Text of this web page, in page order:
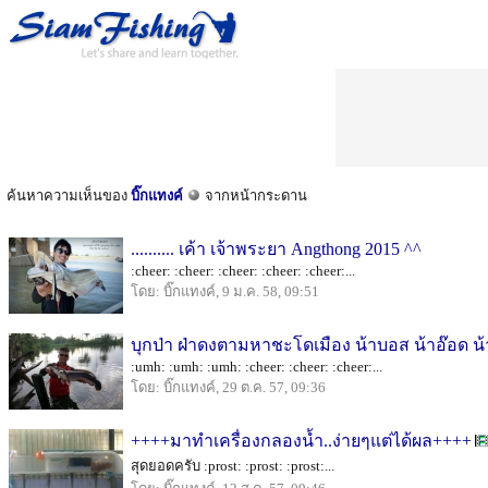
ค้นหาความเห็นของ บิ๊กแทงค์ จากหน้ากระดาน
.......... เค้า เจ้าพระยา Angthong 2015 ^^
:cheer: :cheer: :cheer: :cheer: :cheer:...
โดย: บิ๊กแทงค์, 9 ม.ค. 58, 09:51
บุกป่า ฝ่าดงตามหาชะโดเมือง น้าบอส น้าอ๊อด น้
:umh: :umh: :umh: :cheer: :cheer: :cheer:...
โดย: บิ๊กแทงค์, 29 ต.ค. 57, 09:36
++++มาทำเครื่องกลองน้ำ..ง่ายๆแต่ได้ผล++++
สุดยอดครับ :prost: :prost: :prost:...